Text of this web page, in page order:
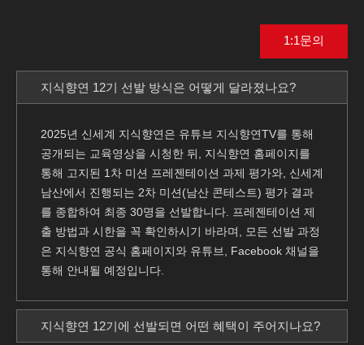
1:1문의
지식향연 12기 선발 방식은 어떻게 달라졌나요?
2025년 신세계 지식향연은 유튜브 지식향연TV를 통해
공개되는 교육영상을 시청한 뒤, 지식향연 홈페이지를
통해 고지된 1차 미션 프레젠테이션 과제 평가와, 신세계
남산에서 진행되는 2차 미션(남산 콘테스트) 평가 결과
를 종합하여 최종 30명을 선발합니다. 프레젠테이션 제
출 방법과 시한을 꼭 확인하시기 바라며, 모든 선발 과정
은 지식향연 공식 홈페이지와 유튜브, Facebook 채널을
통해 안내될 예정입니다.
지식향연 12기에 선발되면 어떤 혜택이 주어지나요?